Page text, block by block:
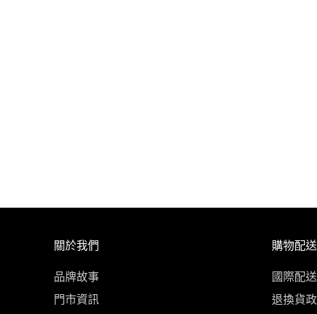
關於我們
品牌故事
門市資訊
購物配送
國際配送
退換貨